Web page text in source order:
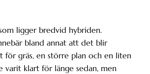
ligger bredvid hybriden.
bland annat att det blir
för gräs, en större plan och en liten
varit klart för länge sedan, men